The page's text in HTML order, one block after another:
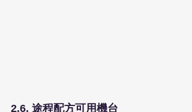
2.6. 途程配方可用機台